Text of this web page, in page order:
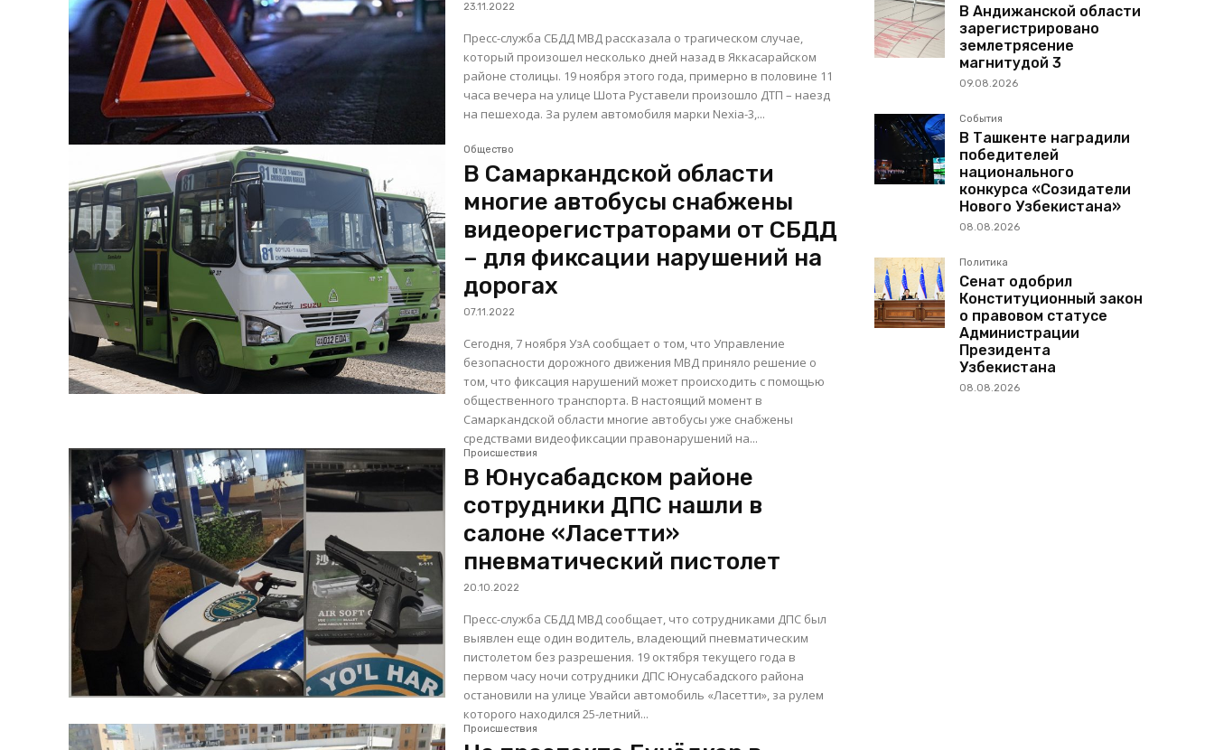
23.11.2022
Пресс-служба СБДД МВД рассказала о трагическом случае,
который произошел несколько дней назад в Яккасарайском
районе столицы. 19 ноября этого года, примерно в половине 11
часа вечера на улице Шота Руставели произошло ДТП – наезд
на пешехода. За рулем автомобиля марки Nexia-3,...
Общество
В Самаркандской области
многие автобусы снабжены
видеорегистраторами от СБДД
– для фиксации нарушений на
дорогах
07.11.2022
Сегодня, 7 ноября УзА сообщает о том, что Управление
безопасности дорожного движения МВД приняло решение о
том, что фиксация нарушений может происходить с помощью
общественного транспорта. В настоящий момент в
Самаркандской области многие автобусы уже снабжены
средствами видеофиксации правонарушений на...
Происшествия
В Юнусабадском районе
сотрудники ДПС нашли в
салоне «Ласетти»
пневматический пистолет
20.10.2022
Пресс-служба СБДД МВД сообщает, что сотрудниками ДПС был
выявлен еще один водитель, владеющий пневматическим
пистолетом без разрешения. 19 октября текущего года в
первом часу ночи сотрудники ДПС Юнусабадского района
остановили на улице Увайси автомобиль «Ласетти», за рулем
которого находился 25-летний...
Происшествия
В Андижанской области
зарегистрировано
землетрясение
магнитудой 3
09.08.2026
События
В Ташкенте наградили
победителей
национального
конкурса «Созидатели
Нового Узбекистана»
08.08.2026
Политика
Сенат одобрил
Конституционный закон
о правовом статусе
Администрации
Президента
Узбекистана
08.08.2026